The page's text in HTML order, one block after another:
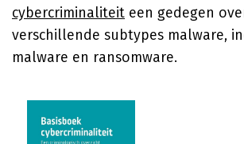
cybercriminaliteit een gedegen
verschillende subtypes malware,
malware en ransomware.